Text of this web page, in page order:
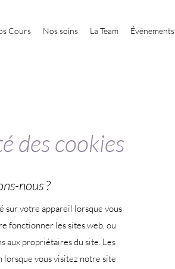
Cours Nos soins La Team Événements
des cookies
nous ?
sur votre appareil lorsque vous
fonctionner les sites web, ou
aux propriétaires du site. Les
vous visitez notre site